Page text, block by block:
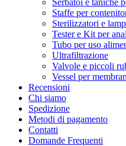
Staffe per
Sterilizzatori e
Tester e Kit per
Tubo per uso
Ultrafiltrazione
Valvole e piccoli
Vessel per
Recensioni
Chi siamo
Spedizione
Metodi di pagamento
Contatti
Domande Frequenti